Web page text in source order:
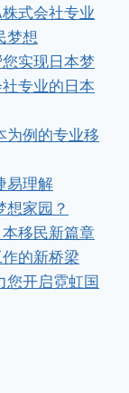
式会社专业
梦想
实现日本梦
专业的日本
例的专业移
易理解
想家园？
移民新篇章
的新桥梁
您开启霓虹国